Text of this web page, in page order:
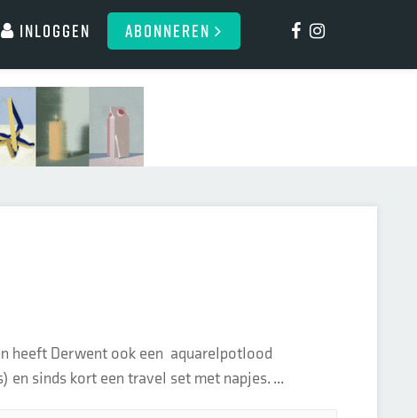
Inloggen ABONNEREN
heeft Derwent ook een aquarelpotlood
sinds kort een travel set met napjes. ...